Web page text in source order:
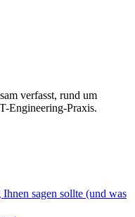
verfasst, rund um
Engineering-Praxis.
sagen sollte (und was